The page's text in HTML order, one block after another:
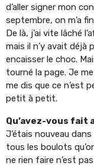
d’aller signer mon
septembre, on m’a
De là, j’ai vite lâché
mais il n’y avait déjà
encaisser le choc.
tourné la page. Je
me dis que ce n’est
petit à petit.
Qu’avez-vous fait
J’étais nouveau
tous les boulots
ne rien faire n’est